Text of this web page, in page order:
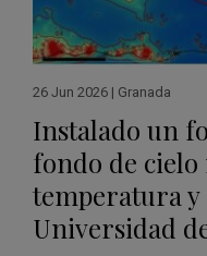
26 Jun 2026 | Granada
Instalado un
fondo de
temperatura y
Universidad